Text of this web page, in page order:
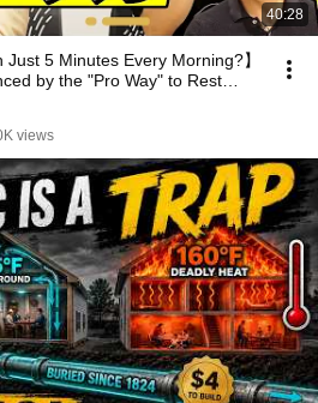
40:28
Just 5 Minutes Every Morning?】
by the "Pro Way" to Rest
views